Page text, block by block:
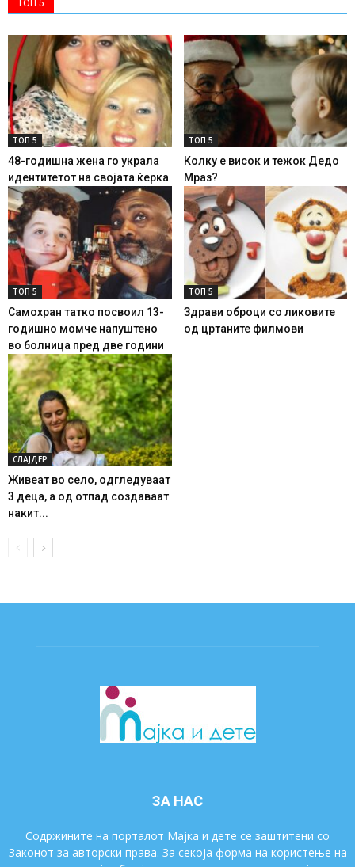
ТОП 5
ТОП 5
48-годишна жена го украла
идентитетот на својата ќерка
ТОП 5
Колку е висок и тежок Дедо
Мраз?
ТОП 5
Самохран татко посвоил 13-
годишно момче напуштено
во болница пред две години
ТОП 5
Здрави оброци со ликовите
од цртаните филмови
СЛАЈДЕР
Живеат во село, одгледуваат
3 деца, а од отпад создаваат
накит...
ЗА НАС
Содржините на порталот Мајка и дете се заштитени со
Законот за авторски права. За секоја форма на користење на